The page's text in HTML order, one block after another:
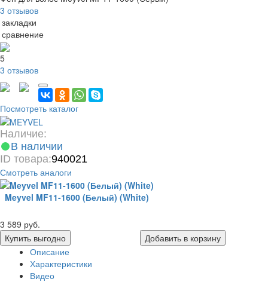
3 отзывов
5
3 отзывов
Посмотреть каталог
Наличие:
В наличии
ID товара:940021
Смотреть аналоги
Meyvel MF11-1600 (Белый) (White)
3 589 руб.
Купить выгодно
Добавить в корзину
Описание
Характеристики
Видео